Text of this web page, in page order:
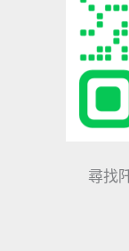
尋找